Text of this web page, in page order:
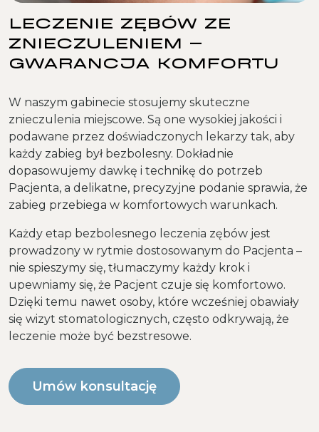
LECZENIE ZĘBÓW ZE
ZNIECZULENIEM –
GWARANCJA KOMFORTU
W naszym gabinecie stosujemy skuteczne
znieczulenia miejscowe. Są one wysokiej jakości i
podawane przez doświadczonych lekarzy tak, aby
każdy zabieg był bezbolesny. Dokładnie
dopasowujemy dawkę i technikę do potrzeb
Pacjenta, a delikatne, precyzyjne podanie sprawia, że
zabieg przebiega w komfortowych warunkach.
Każdy etap bezbolesnego leczenia zębów jest
prowadzony w rytmie dostosowanym do Pacjenta –
nie spieszymy się, tłumaczymy każdy krok i
upewniamy się, że Pacjent czuje się komfortowo.
Dzięki temu nawet osoby, które wcześniej obawiały
się wizyt stomatologicznych, często odkrywają, że
leczenie może być bezstresowe.
Umów konsultację